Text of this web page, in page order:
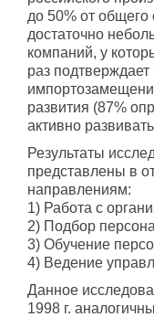
до 50% от общего
достаточно
компаний, у
раз
развития (87%
активно
Результаты
представлены в
направлениям:
1) Работа с
2) Подбор
3) Обучение
4) Ведение
Данное
1998 г.